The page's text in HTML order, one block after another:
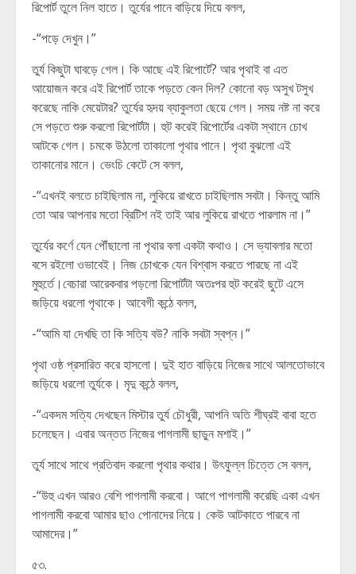
রিপোর্ট তুলে নিল হাতে। তুর্যের পানে বাড়িয়ে দিয়ে বলল,
-“পড়ে দেখুন।”
তুর্য কিছুটা ঘাবড়ে গেল। কি আছে এই রিপোর্টে? আর পৃথাই বা এত
আয়োজন করে এই রিপোর্ট তাকে পড়তে কেন দিল? কোনো বড় অসুখ টসুখ
করেছে নাকি মেয়েটার? তুর্যের হৃদয় ব্যাকুলতা ছেয়ে গেল। সময় নষ্ট না করে
সে পড়তে শুরু করলো রিপোর্টটা। হুট করেই রিপোর্টের একটা স্থানে চোখ
আটকে গেল। চমকে উঠলো তাকালো পৃথার পানে। পৃথা বুঝলো এই
তাকানোর মানে। ভেংচি কেটে সে বলল,
-“এখনই বলতে চাইছিলাম না, লুকিয়ে রাখতে চাইছিলাম সবটা। কিন্তু আমি
তো আর আপনার মতো ব্রিটিশ নই তাই আর লুকিয়ে রাখতে পারলাম না।”
তুর্যের কর্ণে যেন পৌঁছালো না পৃথার বলা একটা কথাও। সে ভ্যাবলার মতো
বসে রইলো ওভাবেই। নিজ চোখকে যেন বিশ্বাস করতে পারছে না এই
মুহুর্তে।বেচারা আরেকবার পড়লো রিপোর্টটা অতঃপর হুট করেই ছুটে এসে
জড়িয়ে ধরলো পৃথাকে। আবেগী কন্ঠে বলল,
-“আমি যা দেখছি তা কি সত্যি বউ? নাকি সবটা স্বপ্ন।”
পৃথা ওষ্ঠ প্রসারিত করে হাসলো। দুই হাত বাড়িয়ে নিজের সাথে আলতোভাবে
জড়িয়ে ধরলো তুর্যকে। মৃদু কন্ঠে বলল,
-“একদম সত্যি দেখছেন মিস্টার তুর্য চৌধুরী, আপনি অতি শীঘ্রই বাবা হতে
চলেছেন। এবার অন্তত নিজের পাগলামী ছাড়ুন মশাই।”
তুর্য সাথে সাথে প্রতিবাদ করলো পৃথার কথার। উৎফুল্ল চিত্তে সে বলল,
-“উহু এখন আরও বেশি পাগলামী করবো। আগে পাগলামী করেছি একা এখন
পাগলামী করবো আমার ছাও পোনাদের নিয়ে। কেউ আটকাতে পারবে না
আমাদের।”
৫৩.